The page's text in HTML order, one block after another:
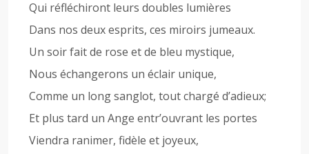
Qui réfléchiront leurs doubles lumières
Dans nos deux esprits, ces miroirs jumeaux.
Un soir fait de rose et de bleu mystique,
Nous échangerons un éclair unique,
Comme un long sanglot, tout chargé d’adieux;
Et plus tard un Ange entr’ouvrant les portes
Viendra ranimer, fidèle et joyeux,